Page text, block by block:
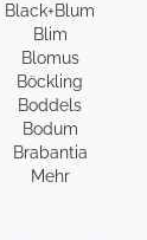
Black+Blum
Blim
Blomus
Böckling
Boddels
Bodum
Brabantia
Mehr